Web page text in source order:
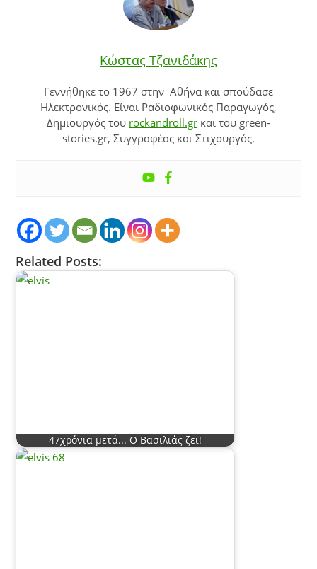
Κώστας Τζανιδάκης
Γεννήθηκε το 1967 στην Αθήνα και σπούδασε
Ηλεκτρονικός. Είναι Ραδιοφωνικός Παραγωγός,
Δημιουργός του rockandroll.gr και του green-
stories.gr, Συγγραφέας και Στιχουργός.
Related Posts:
47χρόνια μετά... Ο Βασιλιάς ζει!